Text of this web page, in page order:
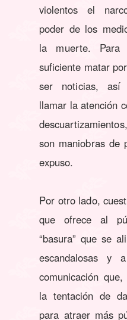
violentos el
poder de los
la muerte.
suficiente matar
ser noticias, así
llamar la atención
son maniobras de
expuso.
Por otro lado,
que ofrece al
“basura” que se
escandalosas y
comunicación
la tentación de
para atraer más